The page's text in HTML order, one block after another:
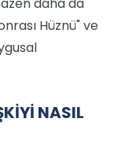
Hüznü" ve
NASIL